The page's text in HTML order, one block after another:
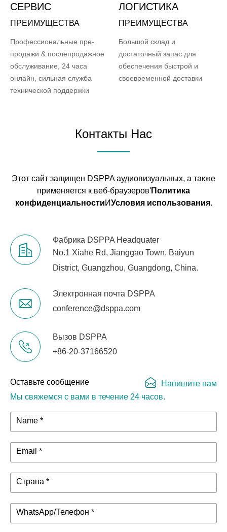
СЕРВИС
ПРЕИМУЩЕСТВА
Профессиональные пре-
продажи & послепродажное
обслуживание, 24 часа
онлайн, сильная служба
технической поддержки
ЛОГИСТИКА
ПРЕИМУЩЕСТВА
Большой склад и
достаточный запас для
обеспечения быстрой и
своевременной доставки
Контакты Нас
Этот сайт защищен DSPPA аудиовизуальных, а также
применяется к веб-браузеров'Политика
конфиденциальностиИУсловия использования.
Фабрика DSPPA Headquater
No.1 Xiahe Rd, Jianggao Town, Baiyun
District, Guangzhou, Guangdong, China.
Электронная почта DSPPA
conference@dsppa.com
Вызов DSPPA
+86-20-37166520
Оставьте сообщение
Мы свяжемся с вами в течение 24 часов.
Напишите нам
Name *
Email *
Страна *
WhatsApp/Телефон *